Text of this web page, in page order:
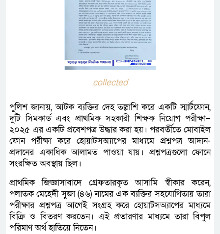
collected
পুলিশ জানায়, আটক ব্যক্তির দেহ তল্লাশি করে একটি স্মার্টফোন,
দুটি সিমকার্ড এবং প্রাথমিক সহকারী শিক্ষক নিয়োগ পরীক্ষা–
২০২৫ এর একটি প্রবেশপত্র উদ্ধার করা হয়। পরবর্তীতে মোবাইল
ফোন পরীক্ষা করে হোয়াটসঅ্যাপের মাধ্যমে প্রশ্নপত্র আদান-
প্রদানের একাধিক আলামত পাওয়া যায়। প্রশ্নপত্রগুলো ফোনে
সংরক্ষিত অবস্থায় ছিল।
প্রাথমিক জিজ্ঞাসাবাদে গ্রেফতারকৃত আসামি স্বীকার করেন,
পলাতক মেহেদী সুজা (৪৬) নামের এক ব্যক্তির সহযোগিতায় তারা
পরীক্ষার প্রশ্নপত্র আগেই সংগ্রহ করে হোয়াটসঅ্যাপের মাধ্যমে
বিক্রি ও বিতরণ করতেন। এই প্রতারণার মাধ্যমে তারা বিপুল
পরিমাণ অর্থ হাতিয়ে নিতেন।